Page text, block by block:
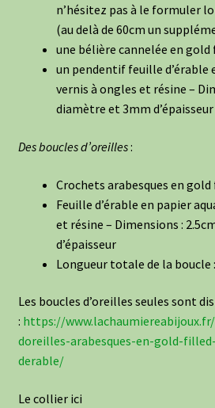
n’hésitez pas à le formuler
(au delà de 60cm un
une bélière cannelée en gold
un pendentif feuille d’érable
vernis à ongles et résine –
diamètre et 3mm d’épaisseur
Des boucles d’oreilles:
Crochets arabesques en
Feuille d’érable en papier
et résine – Dimensions :
d’épaisseur
Longueur totale de la boucle
Les boucles d’oreilles seules sont
: https://
doreilles-arabesques-en-gold-
derable/
Le collier ici